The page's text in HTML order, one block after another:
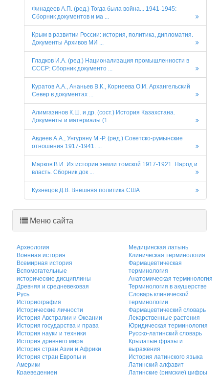
Финадеев А.П. (ред.) Тогда была война... 1941-1945:
Сборник документов и ма ...
Крым в развитии России: история, политика, дипломатия.
Документы Архивов МИ ...
Гладков И.А. (ред.) Национализация промышленности в
СССР: Сборник документо ...
Куратов А.А., Ананьев В.К., Корнеева О.И. Архангельский
Север в документах ...
Алимгазинов К.Ш. и др. (сост.) История Казахстана.
Документы и материалы (1 ...
Авдеев А.А., Унгуряну М.-Р. (ред.) Советско-румынские
отношения 1917-1941. ...
Марков В.И. Из истории земли томской 1917-1921. Народ и
власть. Сборник док ...
Кузнецов Д.В. Внешняя политика США
Меню сайта
Археология
Военная история
Всемирная история
Вспомогательные
исторические дисциплины
Древняя и средневековая
Русь
Историография
Исторические личности
История Австралии и Океании
История государства и права
История науки и техники
История древнего мира
История стран Азии и Африки
История стран Европы и
Америки
Краеведениеи
Медицинская латынь
Клиническая терминология
Фармацевтическая
терминология
Анатомическая терминология
Терминология в акушерстве
Словарь клинической
терминологии
Фармацевтический словарь
Лекарственные растения
Юридическая терминология
Русско-латинский словарь
Крылатые фразы и
выражения
История латинского языка
Латинский алфавит
Латинские (римские) цифры